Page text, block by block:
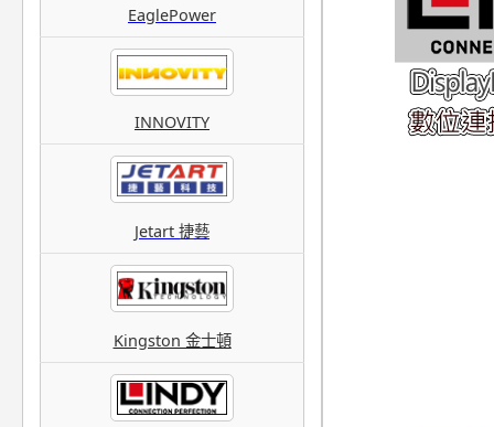
EaglePower
INNOVITY
Jetart 捷藝
Kingston 金士頓